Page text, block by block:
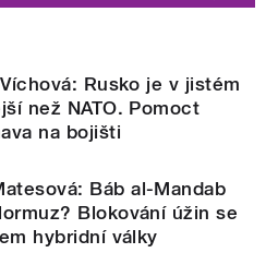
Rusko je v jistém
než NATO. Pomoct
na bojišti
Báb al-Mandab
Blokování úžin se
hybridní války